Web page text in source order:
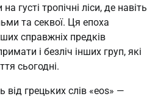
густі тропічні ліси, де навіть
та секвої. Ця епоха
справжніх предків
і безліч інших груп, які
сьогодні.
від грецьких слів «eos» —